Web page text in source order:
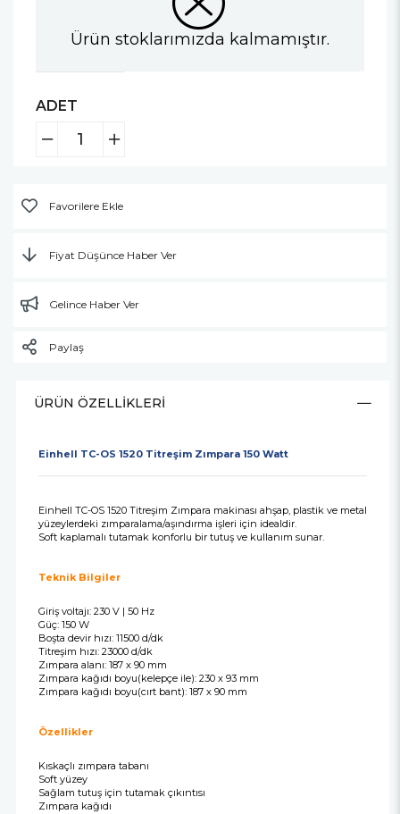
Ürün stoklarımızda kalmamıştır.
ADET
Favorilere Ekle
Fiyat Düşünce Haber Ver
Gelince Haber Ver
Paylaş
ÜRÜN ÖZELLIKLERI
Einhell TC-OS 1520 Titreşim Zımpara 150 Watt
Einhell TC-OS 1520 Titreşim Zımpara makinası ahşap, plastik ve metal
yüzeylerdeki zımparalama/aşındırma işleri için idealdir.
Soft kaplamalı tutamak konforlu bir tutuş ve kullanım sunar.
Teknik Bilgiler
Giriş voltajı: 230 V | 50 Hz
Güç: 150 W
Boşta devir hızı: 11500 d/dk
Titreşim hızı: 23000 d/dk
Zımpara alanı: 187 x 90 mm
Zımpara kağıdı boyu(kelepçe ile): 230 x 93 mm
Zımpara kağıdı boyu(cırt bant): 187 x 90 mm
Özellikler
Kıskaçlı zımpara tabanı
Soft yüzey
Sağlam tutuş için tutamak çıkıntısı
Zımpara kağıdı